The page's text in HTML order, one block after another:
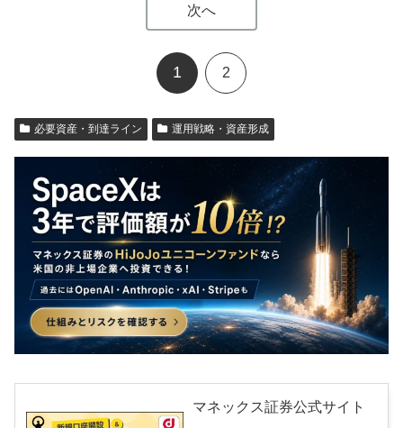
次へ
1 2
必要資産・到達ライン 運用戦略・資産形成
マネックス証券公式サイト